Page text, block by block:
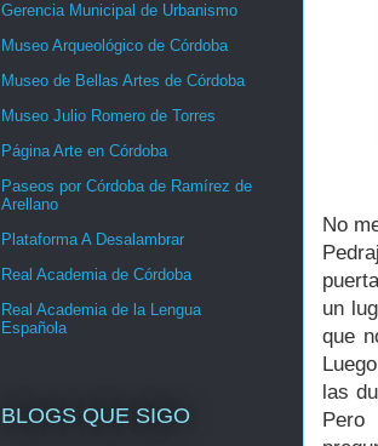
No
un
que
las
Pero
Gerencia Municipal de Urbanismo
Museo Arqueológico de Córdoba
Museo de Bellas Artes de Córdoba
Museo Julio Romero de Torres
Página Arte en Córdoba
Paseos por Córdoba de Ramírez de
Arellano
Plataforma A Desalambrar
Real Academia de Córdoba
Real Academia de la Lengua
Española
BLOGS QUE SIGO